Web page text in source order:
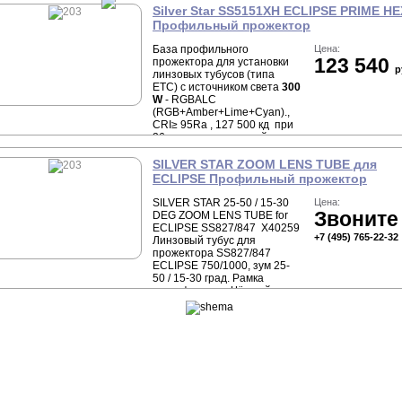
Silver Star SS5151XH ECLIPSE PRIME
Профильный прожектор
База профильного
прожектора для установки
линзовых тубусов (типа
ЕТС) с источником света 300
W- RGBALC
(RGB+Amber+Lime+Cyan).,
CRI≥ 95Ra , 127 500 кд при
26 град. оптике, линейное
изменение цветовой
температуры от 1800 до
10000 К, DMX-512, RDM,
8,5кг,
Цена:
123 540
SILVER STAR ZOOM LENS TUBE для
ECLIPSE Профильный прожектор
SILVER STAR 25-50 / 15-30
DEG ZOOM LENS TUBE for
ECLIPSE SS827/847 X40259
Линзовый тубус для
прожектора SS827/847
ECLIPSE 750/1000, зум 25-
50 / 15-30 град. Рамка
светофильтра. Чёрный.
Цена:
Звоните
+7 (495) 765-22-32